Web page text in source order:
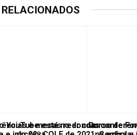
e mesas redondas
YouTube está no ar comCurso de